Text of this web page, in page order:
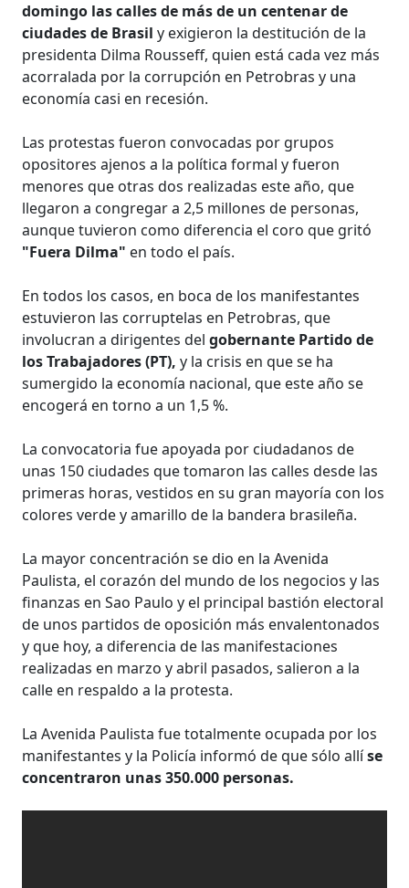
domingo las calles de más de un centenar de
ciudades de Brasily exigieron la destitución de la
presidenta Dilma Rousseff, quien está cada vez más
acorralada por la corrupción en Petrobras y una
economía casi en recesión.
Las protestas fueron convocadas por grupos
opositores ajenos a la política formal y fueron
menores que otras dos realizadas este año, que
llegaron a congregar a 2,5 millones de personas,
aunque tuvieron como diferencia el coro que gritó
"Fuera Dilma" en todo el país.
En todos los casos, en boca de los manifestantes
estuvieron las corruptelas en Petrobras, que
involucran a dirigentes delgobernante Partido de
los Trabajadores (PT), y la crisis en que se ha
sumergido la economía nacional, que este año se
encogerá en torno a un 1,5 %.
La convocatoria fue apoyada por ciudadanos de
unas 150 ciudades que tomaron las calles desde las
primeras horas, vestidos en su gran mayoría con los
colores verde y amarillo de la bandera brasileña.
La mayor concentración se dio en la Avenida
Paulista, el corazón del mundo de los negocios y las
finanzas en Sao Paulo y el principal bastión electoral
de unos partidos de oposición más envalentonados
y que hoy, a diferencia de las manifestaciones
realizadas en marzo y abril pasados, salieron a la
calle en respaldo a la protesta.
La Avenida Paulista fue totalmente ocupada por los
manifestantes y la Policía informó de que sólo allíse
concentraron unas 350.000 personas.